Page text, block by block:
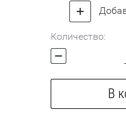
Количество:
В